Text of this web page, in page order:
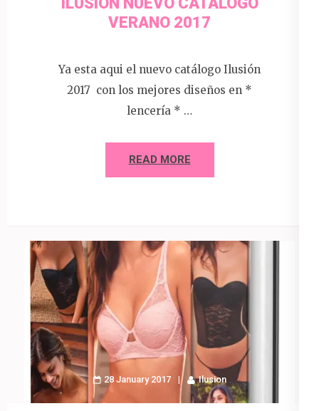
VERANO 2017
Ya esta aqui el nuevo catálogo Ilusión
2017 con los mejores diseños en *
lencería * …
READ MORE
28 January 2017 Ilusion